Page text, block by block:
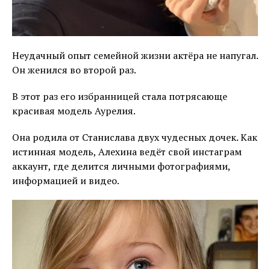
Неудачный опыт семейной жизни актёра не напугал.
Он женился во второй раз.
В этот раз его избранницей стала потрясающе
красивая модель Аурелия.
Она родила от Станислава двух чудесных дочек. Как
истинная модель, Алехина ведёт свой инстаграм
аккаунт, где делится личными фотографиями,
информацией и видео.